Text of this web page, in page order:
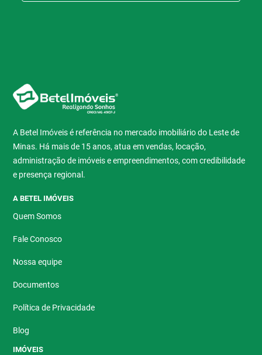
A Betel Imóveis é referência no mercado imobiliário do Leste de
Minas. Há mais de 15 anos, atua em vendas, locação,
administração de imóveis e empreendimentos, com credibilidade
e presença regional.
A BETEL IMÓVEIS
Quem Somos
Fale Conosco
Nossa equipe
Documentos
Política de Privacidade
Blog
IMÓVEIS